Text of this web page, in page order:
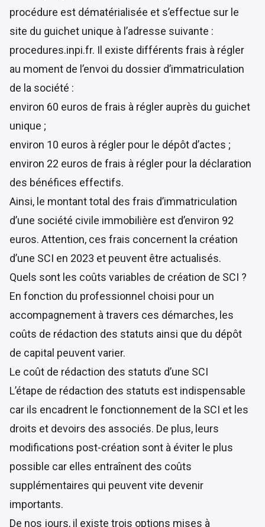
procédure est dématérialisée et s’effectue sur le
site du guichet unique à l’adresse suivante :
procedures.inpi.fr. Il existe différents frais à régler
au moment de l’envoi du dossier d’immatriculation
de la société :
environ 60 euros de frais à régler auprès du guichet
unique ;
environ 10 euros à régler pour le dépôt d’actes ;
environ 22 euros de frais à régler pour la déclaration
des bénéfices effectifs.
Ainsi, le montant total des frais d’immatriculation
d’une société civile immobilière est d’environ 92
euros. Attention, ces frais concernent la création
d’une SCI en 2023 et peuvent être actualisés.
Quels sont les coûts variables de création de SCI ?
En fonction du professionnel choisi pour un
accompagnement à travers ces démarches, les
coûts de rédaction des statuts ainsi que du dépôt
de capital peuvent varier.
Le coût de rédaction des statuts d’une SCI
L’étape de rédaction des statuts est indispensable
car ils encadrent le fonctionnement de la SCI et les
droits et devoirs des associés. De plus, leurs
modifications post-création sont à éviter le plus
possible car elles entraînent des coûts
supplémentaires qui peuvent vite devenir
importants.
De nos jours, il existe trois options mises à